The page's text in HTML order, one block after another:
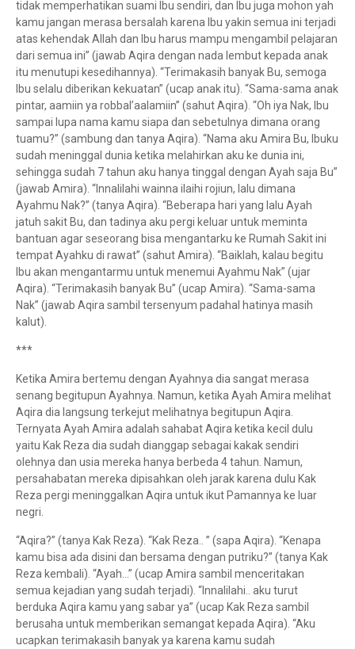
tidak memperhatikan suami Ibu sendiri, dan Ibu juga mohon yah
kamu jangan merasa bersalah karena Ibu yakin semua ini terjadi
atas kehendak Allah dan Ibu harus mampu mengambil pelajaran
dari semua ini” (jawab Aqira dengan nada lembut kepada anak
itu menutupi kesedihannya). “Terimakasih banyak Bu, semoga
Ibu selalu diberikan kekuatan” (ucap anak itu). “Sama-sama anak
pintar, aamiin ya robbal’aalamiin” (sahut Aqira). “Oh iya Nak, Ibu
sampai lupa nama kamu siapa dan sebetulnya dimana orang
tuamu?” (sambung dan tanya Aqira). “Nama aku Amira Bu, Ibuku
sudah meninggal dunia ketika melahirkan aku ke dunia ini,
sehingga sudah 7 tahun aku hanya tinggal dengan Ayah saja Bu”
(jawab Amira). “Innalilahi wainna ilaihi rojiun, lalu dimana
Ayahmu Nak?” (tanya Aqira). “Beberapa hari yang lalu Ayah
jatuh sakit Bu, dan tadinya aku pergi keluar untuk meminta
bantuan agar seseorang bisa mengantarku ke Rumah Sakit ini
tempat Ayahku di rawat” (sahut Amira). “Baiklah, kalau begitu
Ibu akan mengantarmu untuk menemui Ayahmu Nak” (ujar
Aqira). “Terimakasih banyak Bu” (ucap Amira). “Sama-sama
Nak” (jawab Aqira sambil tersenyum padahal hatinya masih
kalut).
***
Ketika Amira bertemu dengan Ayahnya dia sangat merasa
senang begitupun Ayahnya. Namun, ketika Ayah Amira melihat
Aqira dia langsung terkejut melihatnya begitupun Aqira.
Ternyata Ayah Amira adalah sahabat Aqira ketika kecil dulu
yaitu Kak Reza dia sudah dianggap sebagai kakak sendiri
olehnya dan usia mereka hanya berbeda 4 tahun. Namun,
persahabatan mereka dipisahkan oleh jarak karena dulu Kak
Reza pergi meninggalkan Aqira untuk ikut Pamannya ke luar
negri.
“Aqira?” (tanya Kak Reza). “Kak Reza.. ” (sapa Aqira). “Kenapa
kamu bisa ada disini dan bersama dengan putriku?” (tanya Kak
Reza kembali). “Ayah…” (ucap Amira sambil menceritakan
semua kejadian yang sudah terjadi). “Innalilahi.. aku turut
berduka Aqira kamu yang sabar ya” (ucap Kak Reza sambil
berusaha untuk memberikan semangat kepada Aqira). “Aku
ucapkan terimakasih banyak ya karena kamu sudah